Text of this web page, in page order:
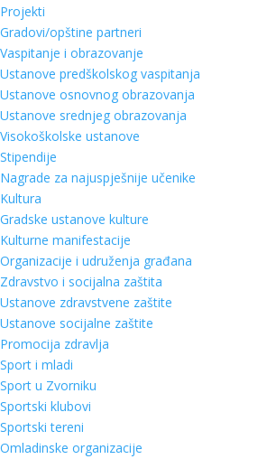
Projekti
Gradovi/opštine partneri
Vaspitanje i obrazovanje
Ustanove predškolskog vaspitanja
Ustanove osnovnog obrazovanja
Ustanove srednjeg obrazovanja
Visokoškolske ustanove
Stipendije
Nagrade za najuspješnije učenike
Kultura
Gradske ustanove kulture
Kulturne manifestacije
Organizacije i udruženja građana
Zdravstvo i socijalna zaštita
Ustanove zdravstvene zaštite
Ustanove socijalne zaštite
Promocija zdravlja
Sport i mladi
Sport u Zvorniku
Sportski klubovi
Sportski tereni
Omladinske organizacije